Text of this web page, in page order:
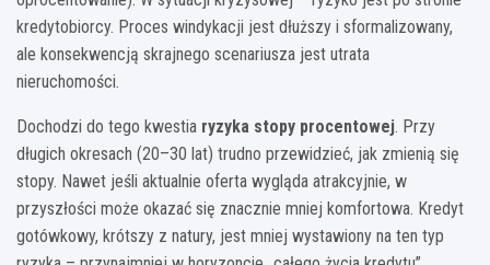
kredytobiorcy. Proces windykacji jest dłuższy i sformalizowany,
ale konsekwencją skrajnego scenariusza jest utrata
nieruchomości.
Dochodzi do tego kwestia ryzyka stopy procentowej. Przy
długich okresach (20–30 lat) trudno przewidzieć, jak zmienią się
stopy. Nawet jeśli aktualnie oferta wygląda atrakcyjnie, w
przyszłości może okazać się znacznie mniej komfortowa. Kredyt
gotówkowy, krótszy z natury, jest mniej wystawiony na ten typ